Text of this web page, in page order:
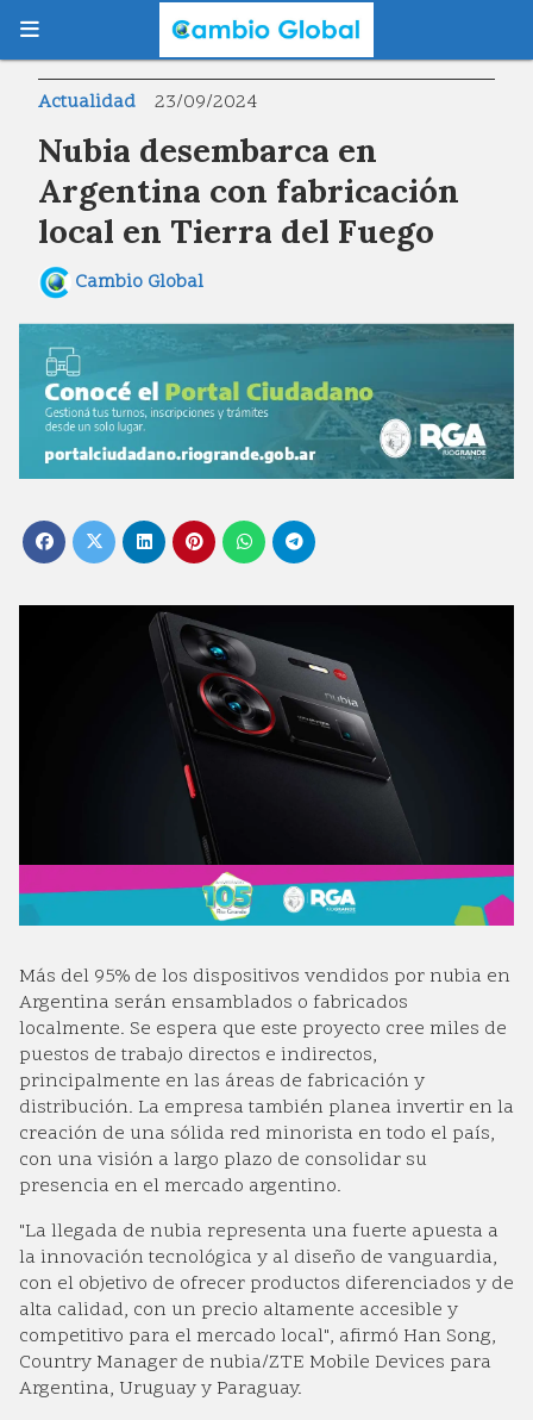
Nubia desembarca en
Argentina con fabricación
local en Tierra del Fuego
Actualidad 23/09/2024
Cambio Global
Más del 95% de los dispositivos vendidos por nubia en
Argentina serán ensamblados o fabricados
localmente. Se espera que este proyecto cree miles de
puestos de trabajo directos e indirectos,
principalmente en las áreas de fabricación y
distribución. La empresa también planea invertir en la
creación de una sólida red minorista en todo el país,
con una visión a largo plazo de consolidar su
presencia en el mercado argentino.
"La llegada de nubia representa una fuerte apuesta a
la innovación tecnológica y al diseño de vanguardia,
con el objetivo de ofrecer productos diferenciados y de
alta calidad, con un precio altamente accesible y
competitivo para el mercado local", afirmó Han Song,
Country Manager de nubia/ZTE Mobile Devices para
Argentina, Uruguay y Paraguay.